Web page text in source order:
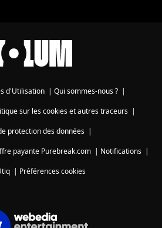
d'Utilisation | Qui sommes-nous ? |
sur les cookies et autres traceurs|
protection des données|
payante Purebreak.com | Notifications |
| Préférences cookies